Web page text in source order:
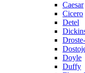
Caesar
Cicero
Detel
Doyle
Duffy